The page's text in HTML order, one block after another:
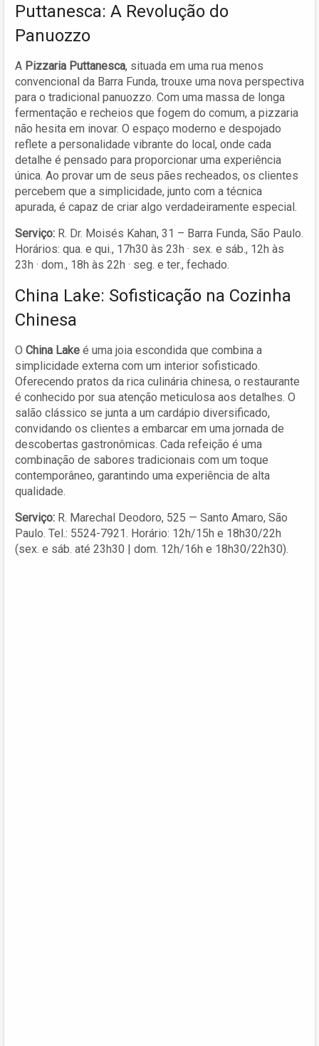
Puttanesca: A Revolução do
Panuozzo
A Pizzaria Puttanesca, situada em uma rua menos
convencional da Barra Funda, trouxe uma nova perspectiva
para o tradicional panuozzo. Com uma massa de longa
fermentação e recheios que fogem do comum, a pizzaria
não hesita em inovar. O espaço moderno e despojado
reflete a personalidade vibrante do local, onde cada
detalhe é pensado para proporcionar uma experiência
única. Ao provar um de seus pães recheados, os clientes
percebem que a simplicidade, junto com a técnica
apurada, é capaz de criar algo verdadeiramente especial.
Serviço: R. Dr. Moisés Kahan, 31 – Barra Funda, São Paulo.
Horários: qua. e qui., 17h30 às 23h · sex. e sáb., 12h às
23h · dom., 18h às 22h · seg. e ter., fechado.
China Lake: Sofisticação na Cozinha
Chinesa
O China Lake é uma joia escondida que combina a
simplicidade externa com um interior sofisticado.
Oferecendo pratos da rica culinária chinesa, o restaurante
é conhecido por sua atenção meticulosa aos detalhes. O
salão clássico se junta a um cardápio diversificado,
convidando os clientes a embarcar em uma jornada de
descobertas gastronômicas. Cada refeição é uma
combinação de sabores tradicionais com um toque
contemporâneo, garantindo uma experiência de alta
qualidade.
Serviço: R. Marechal Deodoro, 525 — Santo Amaro, São
Paulo. Tel.: 5524-7921. Horário: 12h/15h e 18h30/22h
(sex. e sáb. até 23h30 | dom. 12h/16h e 18h30/22h30).